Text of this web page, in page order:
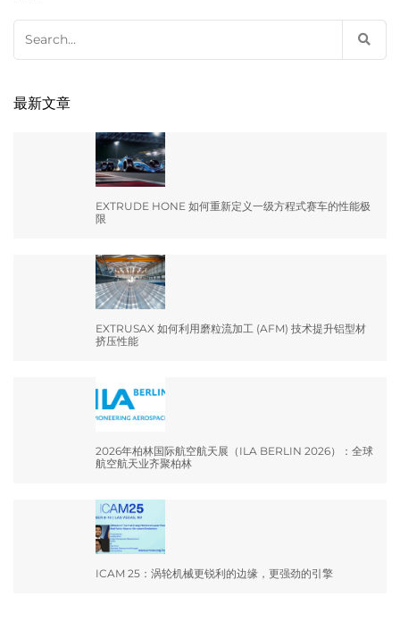
for:
最新文章
EXTRUDE HONE 如何重新定义一级方程式赛车的性能极
限
EXTRUSAX 如何利用磨粒流加工 (AFM) 技术提升铝型材
挤压性能
2026年柏林国际航空航天展（ILA BERLIN 2026）：全球
航空航天业齐聚柏林
ICAM 25：涡轮机械更锐利的边缘，更强劲的引擎